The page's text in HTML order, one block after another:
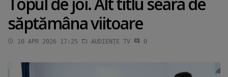
săptămâna viitoare
10 APR 2026 17:25 AUDIENȚE TV 0